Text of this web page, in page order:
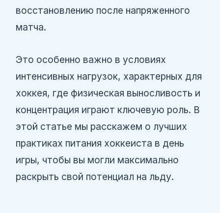
восстановлению после напряженного
матча.
Это особенно важно в условиях
интенсивных нагрузок, характерных для
хоккея, где физическая выносливость и
концентрация играют ключевую роль. В
этой статье мы расскажем о лучших
практиках питания хоккеиста в день
игры, чтобы вы могли максимально
раскрыть свой потенциал на льду.